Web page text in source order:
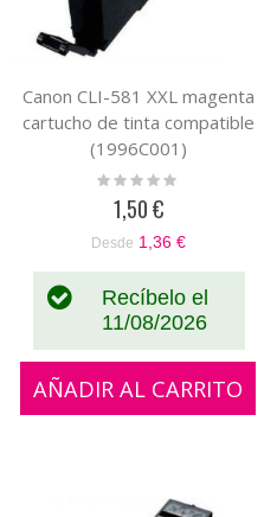
Canon CLI-581 XXL magenta
cartucho de tinta compatible
(1996C001)
Rating:
1,50 €
Desde 1,36 €
Recíbelo el
11/08/2026
AÑADIR AL CARRITO